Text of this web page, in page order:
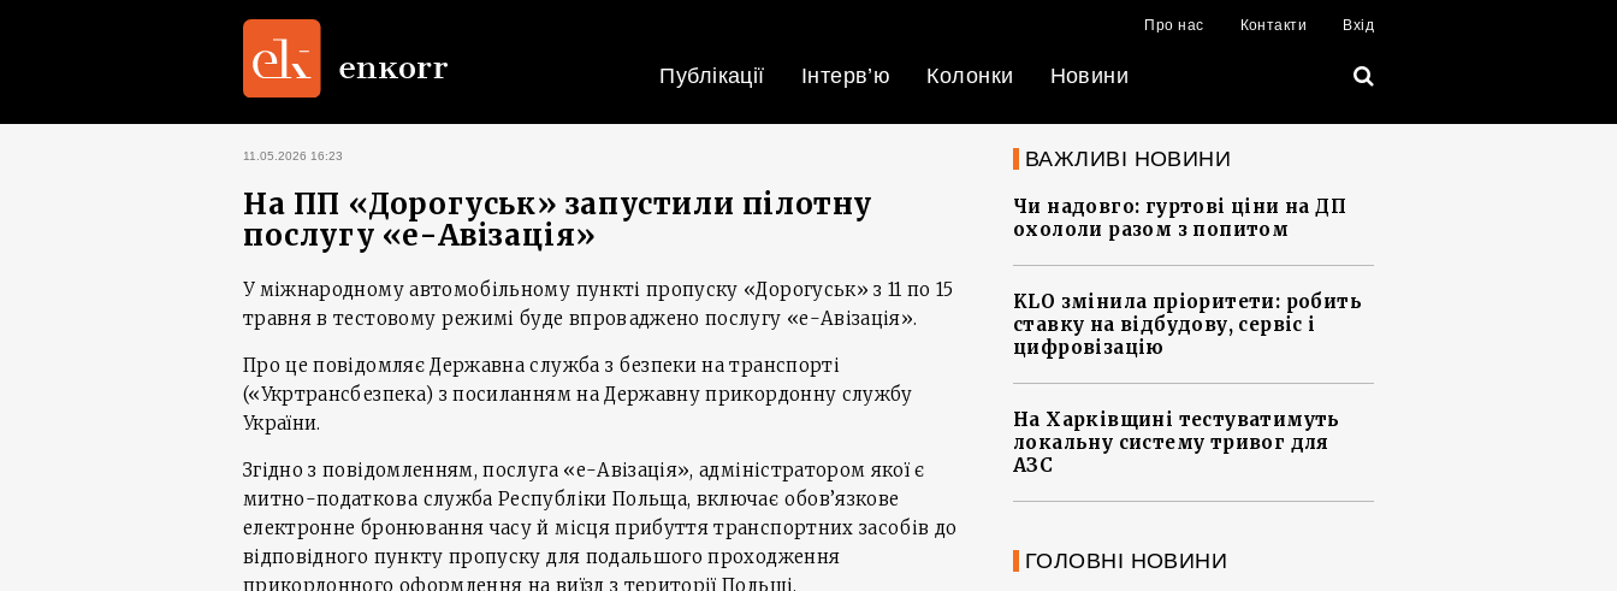
Про нас Контакти Вхід
Публікації Інтерв’ю Колонки Новини
11.05.2026 16:23
На ПП «Дорогуськ» запустили пілотну
послугу «е-Авізація»
У міжнародному автомобільному пункті пропуску «Дорогуськ» з 11 по 15
травня в тестовому режимі буде впроваджено послугу «е-Авізація».
Про це повідомляє Державна служба з безпеки на транспорті
(«Укртрансбезпека) з посиланням на Державну прикордонну службу
України.
Згідно з повідомленням, послуга «е-Авізація», адміністратором якої є
митно-податкова служба Республіки Польща, включає обов’язкове
електронне бронювання часу й місця прибуття транспортних засобів до
відповідного пункту пропуску для подальшого проходження
прикордонного оформлення на виїзд з території Польщі.
ВАЖЛИВІ НОВИНИ
Чи надовго: гуртові ціни на ДП
охололи разом з попитом
KLO змінила пріоритети: робить
ставку на відбудову, сервіс і
цифровізацію
На Харківщині тестуватимуть
локальну систему тривог для
АЗС
ГОЛОВНІ НОВИНИ